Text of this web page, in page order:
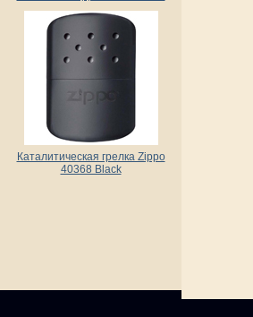
Каталитическая грелка Zippo
40368 Black